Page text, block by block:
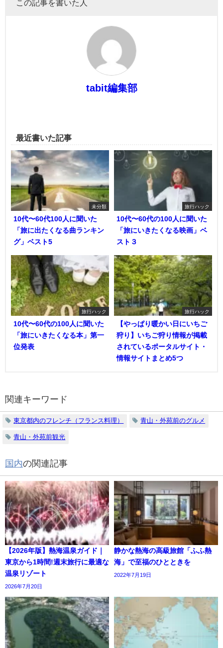
この記事を書いた人
tabit編集部
最近書いた記事
未分類
10代〜60代100人に聞いた
「旅に出たくなる曲ランキン
グ」ベスト5
旅行ハック
10代〜60代の100人に聞いた
「旅にいきたくなる映画」ベ
スト３
旅行ハック
10代〜60代の100人に聞いた
「旅にいきたくなる本」第一
位発表
旅行ハック
【やっぱり暖かい日にいちご
狩り】いちご狩り情報が掲載
されているポータルサイト・
情報サイトまとめ5つ
関連キーワード
東京都内のフレンチ（フランス料理） 青山・外苑前のグルメ
青山・外苑前観光
国内の関連記事
【2026年版】熱海温泉ガイド｜
東京から1時間!週末旅行に最適な
温泉リゾート
2026年7月20日
静かな熱海の高級旅館「ふふ熱
海」で至福のひとときを
2022年7月19日